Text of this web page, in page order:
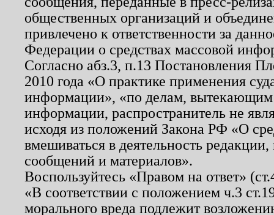
общественных организаций и
привлечено к ответственности за
Федерации о средствах массовой
Согласно абз.3, п.13 Постановления
2010 года «О практике применения
информации», «по делам, вытекающим
информации, распространитель не
исходя из положений Закона РФ «О
вмешиваться в деятельность
сообщений и материалов».
Воспользуйтесь «Правом на ответ»
«В соответствии с положением ч.3
морального вреда подлежит